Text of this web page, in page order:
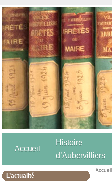
Accueil
Histoire
d’Aubervilliers
L’actualité
Accueil